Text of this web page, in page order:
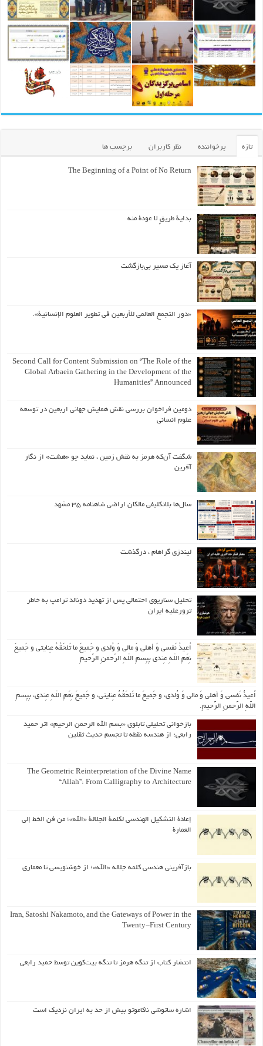
تازه پرخواننده نظر کاربران برچسب ها
The Beginning of a Point of No Return
بداية طريقٍ لا عودة منه
آغاز یک مسیر بی‌بازگشت
«دور التجمع العالمي للأربعين في تطوير العلوم الإنسانية».
Second Call for Content Submission on “The Role of the
Global Arbaein Gathering in the Development of the
Humanities” Announced
دومین فراخوان بررسی نقش همایش جهانی اربعین در توسعه
علوم انسانی
شگفت آن‌که هرمز به نقش زمین ، نماید چو «هشت» از نگار
آفرین
سال‌ها بلاتکلیفی مالکان اراضی شاهنامه ۳۵ مشهد
لیندزی گراهام ، درگذشت
تحلیل سناریوی احتمالی پس از تهدید دونالد ترامپ به خاطر
ترورعلیه ایران
اُعیذُ نَفسی وَ أهلی وَ مالی وَ وُلدی و جَمیعَ ما تَلحَقُهُ عِنایتی و جَمیعَ
نِعَمِ اللّهِ عِندی بِبِسمِ اللّهِ الرَّحمنِ الرَّحیمِ
اُعیذُ نَفسی وَ أهلی وَ مالی وَ وُلدی، و جَمیعَ ما تَلحَقُهُ عِنایتی، و جَمیعَ نِعَمِ اللّهِ عِندی، بِبِسمِ
اللّهِ الرَّحمنِ الرَّحیمِ.
بازخوانی تحلیلی تابلوی «بسم الله الرحمن الرحیم» اثر حمید
رابعی؛ از هندسه نقطه تا تجسم حدیث ثقلین
The Geometric Reinterpretation of the Divine Name
“Allah”: From Calligraphy to Architecture
إعادة التشكيل الهندسي لكلمة الجلالة «الله»؛ من فن الخط إلى
العمارة
بازآفرینی هندسی کلمه جلاله «الله»؛ از خوشنویسی تا معماری
Iran, Satoshi Nakamoto, and the Gateways of Power in the
Twenty-First Century
انتشار کتاب از تنگه هرمز تا تنگه بیت‌کوین توسط حمید رابعی
اشاره ساتوشی ناکاموتو بیش از حد به ایران نزدیک است